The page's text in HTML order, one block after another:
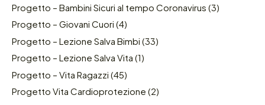
Progetto – Bambini Sicuri al tempo Coronavirus (3)
Progetto – Giovani Cuori (4)
Progetto – Lezione Salva Bimbi (33)
Progetto – Lezione Salva Vita (1)
Progetto – Vita Ragazzi (45)
Progetto Vita Cardioprotezione (2)